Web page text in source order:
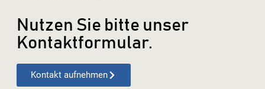
Nutzen Sie bitte unser
Kontaktformular.
Kontakt aufnehmen